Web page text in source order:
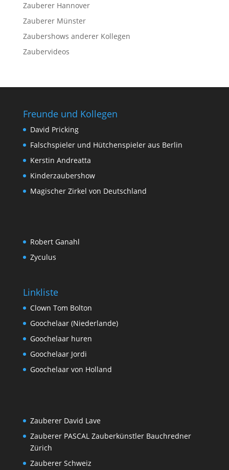
Zauberer Hannover
Zauberer Münster
Zaubershows anderer Kollegen
Zaubervideos
Freunde und Kollegen
David Pricking
Falschspieler und Hütchenspieler aus Berlin
Kerstin Andreatta
Kinderzaubershow
Magischer Zirkel von Deutschland
Robert Ganahl
Zyculus
Linkliste
Clown Tom Bolton
Goochelaar (Niederlande)
Goochelaar huren
Goochelaar Jordi
Goochelaar von Holland
Zauberer David Lave
Zauberer PASCAL Zauberkünstler Bauchredner
Zürich
Zauberer Schweiz